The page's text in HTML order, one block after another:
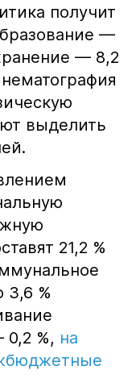
получит
—
— 8,2
выделить
21,2 %
3,6 %
0,2 %, на